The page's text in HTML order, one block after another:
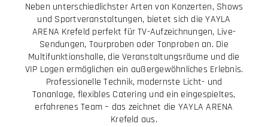
Neben unterschiedlichster Arten von Konzerten, Shows
und Sportveranstaltungen, bietet sich die YAYLA
ARENA Krefeld perfekt für TV-Aufzeichnungen, Live-
Sendungen, Tourproben oder Tonproben an. Die
Multifunktionshalle, die Veranstaltungsräume und die
VIP Logen ermöglichen ein außergewöhnliches Erlebnis.
Professionelle Technik, modernste Licht- und
Tonanlage, flexibles Catering und ein eingespieltes,
erfahrenes Team – das zeichnet die YAYLA ARENA
Krefeld aus.